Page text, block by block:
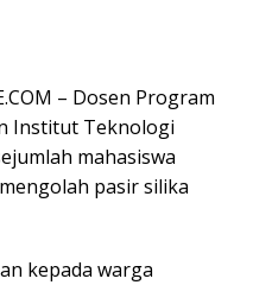
– Dosen Program
Institut Teknologi
mahasiswa
pasir silika
kepada warga